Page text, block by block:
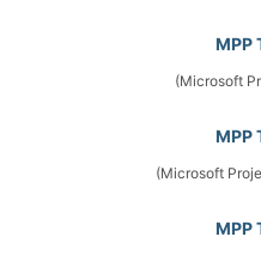
MPP
(Microsoft
MPP
(Microsoft
MPP